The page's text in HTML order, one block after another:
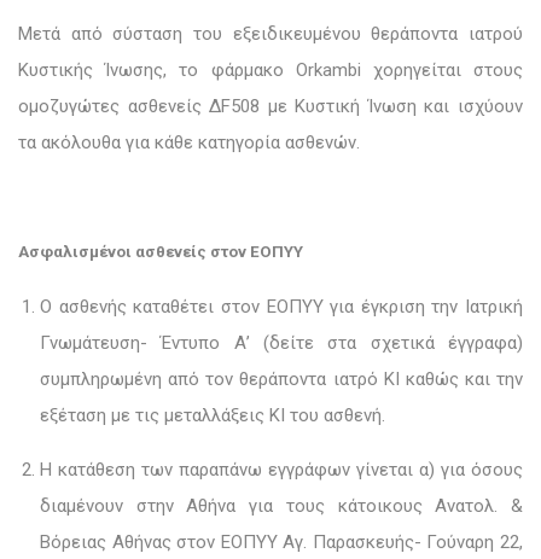
Μετά από σύσταση του εξειδικευμένου θεράποντα ιατρού
Κυστικής Ίνωσης, το φάρμακο Orkambi χορηγείται στους
ομοζυγώτες ασθενείς ΔF508 με Κυστική Ίνωση και ισχύουν
τα ακόλουθα για κάθε κατηγορία ασθενών.
Ασφαλισμένοι ασθενείς στον ΕΟΠΥΥ
Ο ασθενής καταθέτει στον ΕΟΠΥΥ για έγκριση την Ιατρική
Γνωμάτευση- Έντυπο Α’ (δείτε στα σχετικά έγγραφα)
συμπληρωμένη από τον θεράποντα ιατρό ΚΙ καθώς και την
εξέταση με τις μεταλλάξεις ΚΙ του ασθενή.
Η κατάθεση των παραπάνω εγγράφων γίνεται α) για όσους
διαμένουν στην Αθήνα για τους κάτοικους Ανατολ. &
Βόρειας Αθήνας στον ΕΟΠΥΥ Αγ. Παρασκευής- Γούναρη 22,